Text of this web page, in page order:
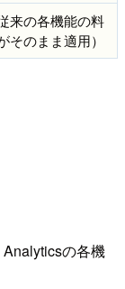
来の各機能の料
そのまま適用）
の各機